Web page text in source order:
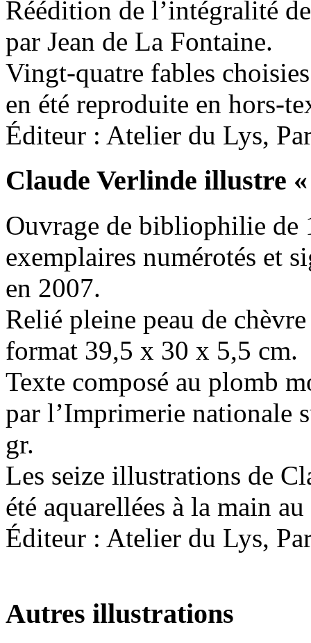
Réédition de l’intégralité
par Jean de La Fontaine.
Vingt-quatre fables
en été reproduite en hors-
Éditeur : Atelier du Lys,
Claude Verlinde illustre
Ouvrage de bibliophilie de
exemplaires numérotés et
en 2007.
Relié pleine peau de
format 39,5 x 30 x 5,5 cm.
Texte composé au plomb
par l’Imprimerie nationale
gr.
Les seize illustrations de
été aquarellées à la main
Éditeur : Atelier du Lys,
Autres illustrations